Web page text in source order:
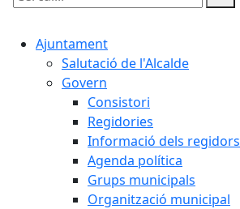
Cercar:
Ajuntament
Salutació de l'Alcalde
Govern
Consistori
Regidories
Informació dels regidors
Agenda política
Grups municipals
Organització municipal